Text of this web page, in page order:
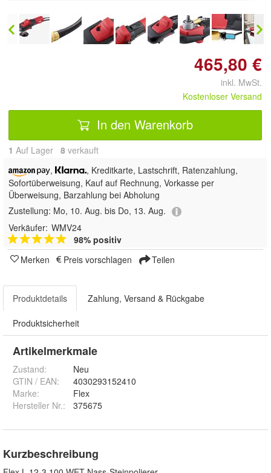
465,80 €
inkl. MwSt.
Kostenloser Versand
In den Warenkorb
1 Auf Lager 8 verkauft
,
, Kreditkarte, Lastschrift, Ratenzahlung,
Sofortüberweisung, Kauf auf Rechnung, Vorkasse per
Überweisung, Barzahlung bei Abholung
Zustellung: Mo, 10. Aug. bis Do, 13. Aug.
Verkäufer: WMV24
98% positiv
Merken
Preis vorschlagen Teilen
Produktdetails Zahlung, Versand & Rückgabe
Produktsicherheit
Artikelmerkmale
Zustand:
Neu
GTIN / EAN:
4030293152410
Marke:
Flex
Hersteller Nr.:
375675
Kurzbeschreibung